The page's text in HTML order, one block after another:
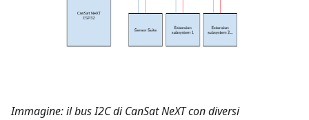
Immagine: il bus I2C di CanSat NeXT con diversi